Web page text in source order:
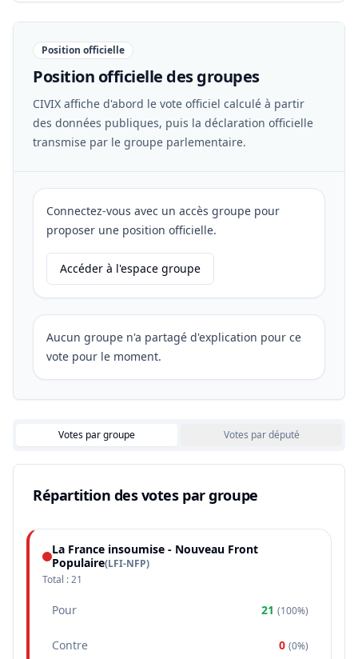
Position officielle
Position officielle des groupes
CIVIX affiche d'abord le vote officiel calculé à partir
des données publiques, puis la déclaration officielle
transmise par le groupe parlementaire.
Connectez-vous avec un accès groupe pour
proposer une position officielle.
Accéder à l'espace groupe
Aucun groupe n'a partagé d'explication pour ce
vote pour le moment.
Votes par groupe Votes par député
Répartition des votes par groupe
La France insoumise - Nouveau Front
Populaire(LFI-NFP)
Total :21
Pour 21 (100%)
Contre 0 (0%)